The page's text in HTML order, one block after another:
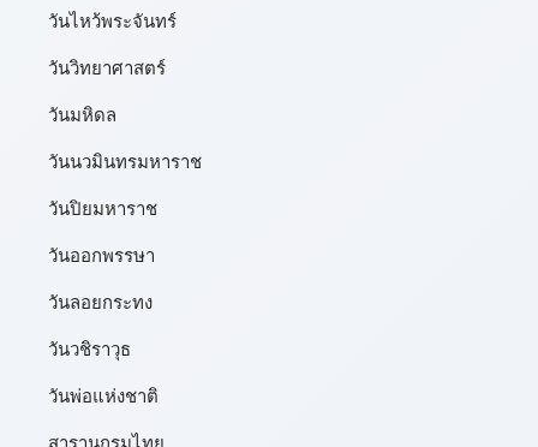
วันไหว้พระจันทร์​
วันวิทยาศาสตร์
วันมหิดล
วันนวมินทรมหาราช
วันปิยมหาราช
วันออกพรรษา
วันลอยกระทง
วันวชิราวุธ
วันพ่อแห่งชาติ
สารานุกรมไทย